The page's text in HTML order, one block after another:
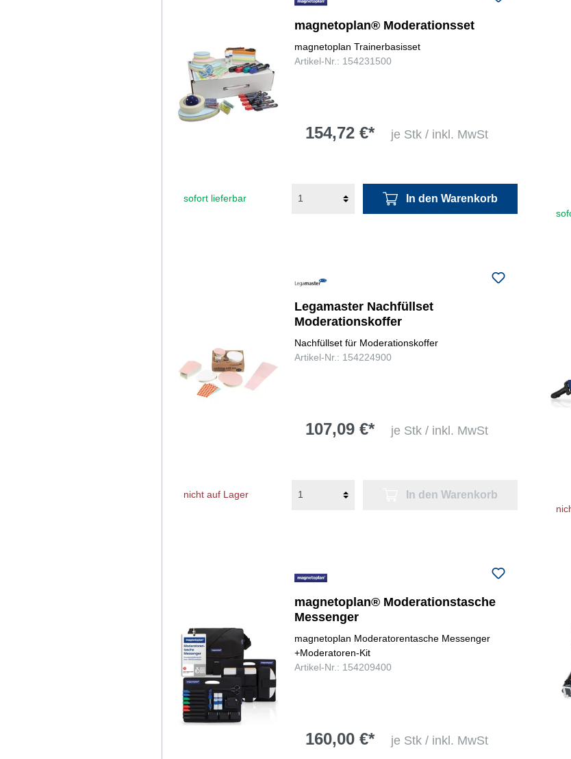
magnetoplan® Moderationsset
magnetoplan Trainerbasisset
Artikel-Nr.: 154231500
154,72 €* je Stk / inkl. MwSt
sofort lieferbar In den Warenkorb
Legamaster Nachfüllset
Moderationskoffer
Nachfüllset für Moderationskoffer
Artikel-Nr.: 154224900
107,09 €* je Stk / inkl. MwSt
nicht auf Lager In den Warenkorb
magnetoplan® Moderationstasche
Messenger
magnetoplan Moderatorentasche Messenger
+Moderatoren-Kit
Artikel-Nr.: 154209400
160,00 €* je Stk / inkl. MwSt